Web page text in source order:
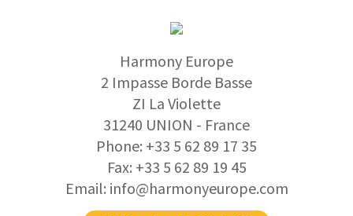
Harmony Europe
2 Impasse Borde Basse
ZI La Violette
31240 UNION - France
Phone: +33 5 62 89 17 35
Fax: +33 5 62 89 19 45
Email: info@harmonyeurope.com